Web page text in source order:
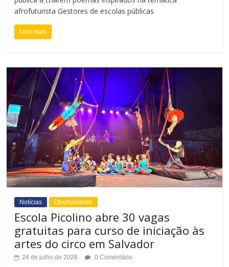
afrofuturista Gestores de escolas públicas
Leia mais
Notícias Oportunidade
Escola Picolino abre 30 vagas
gratuitas para curso de iniciação às
artes do circo em Salvador
24 de julho de 2026 0 Comentário